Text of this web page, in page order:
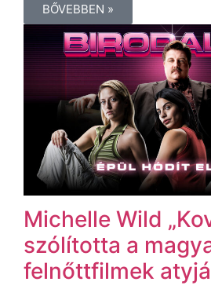
BŐVEBBEN »
Michelle Wild
szólította a
felnőttfilmek